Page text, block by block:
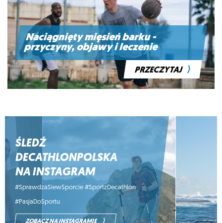
Naciągnięty mięsień barku -
przyczyny, objawy i leczenie
PRZECZYTAJ ⟩
ŚLEDŹ
DECATHLONPOLSKA
NA INSTAGRAM
#SprawdzaSiewSporcie #SportzDecathlon
#PasjaDoSportu
ZOBACZ NA INSTAGRAMIE ⟩